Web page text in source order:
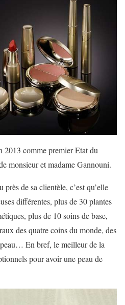
2013 comme premier Etat du
monsieur et madame Gannouni.
de sa clientèle, c’est qu’elle
différentes, plus de 30 plantes
plus de 10 soins de base,
des quatre coins du monde, des
En bref, le meilleur de la
pour avoir une peau de